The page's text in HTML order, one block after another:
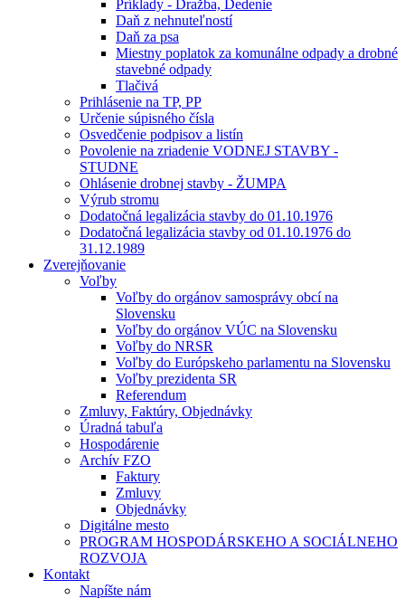
Príklady - Dražba, Dedenie
Daň z nehnuteľností
Daň za psa
Miestny poplatok za komunálne odpady a drobné
stavebné odpady
Tlačivá
Prihlásenie na TP, PP
Určenie súpisného čísla
Osvedčenie podpisov a listín
Povolenie na zriadenie VODNEJ STAVBY -
STUDNE
Ohlásenie drobnej stavby - ŽUMPA
Výrub stromu
Dodatočná legalizácia stavby do 01.10.1976
Dodatočná legalizácia stavby od 01.10.1976 do
31.12.1989
Zverejňovanie
Voľby
Voľby do orgánov samosprávy obcí na
Slovensku
Voľby do orgánov VÚC na Slovensku
Voľby do NRSR
Voľby do Európskeho parlamentu na Slovensku
Voľby prezidenta SR
Referendum
Zmluvy, Faktúry, Objednávky
Úradná tabuľa
Hospodárenie
Archív FZO
Faktury
Zmluvy
Objednávky
Digitálne mesto
PROGRAM HOSPODÁRSKEHO A SOCIÁLNEHO
ROZVOJA
Kontakt
Napíšte nám